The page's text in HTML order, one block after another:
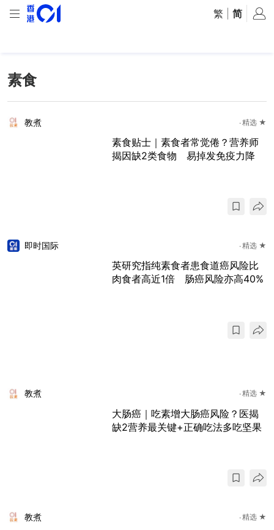
繁 简
素食
教煮 精选 ★
素食贴士｜素食者常觉倦？营养师
揭因缺2类食物 易掉发免疫力降
即时国际 精选 ★
英研究指纯素食者患食道癌风险比
肉食者高近1倍 肠癌风险亦高40%
教煮 精选 ★
大肠癌｜吃素增大肠癌风险？医揭
缺2营养最关键+正确吃法多吃坚果
教煮 精选 ★